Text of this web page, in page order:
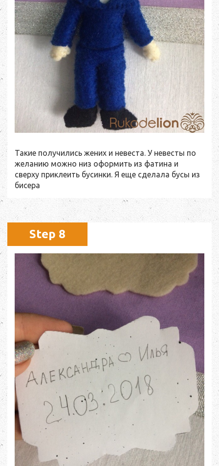
Такие получились жених и невеста. У невесты по
желанию можно низ оформить из фатина и
сверху приклеить бусинки. Я еще сделала бусы из
бисера
Step 8